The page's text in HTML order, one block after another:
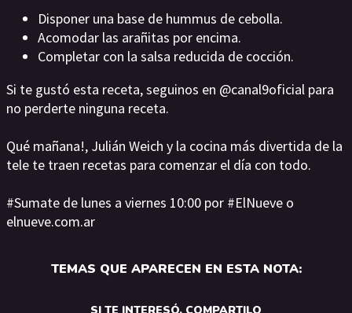
Disponer una base de hummus de cebolla.
Acomodar las arañitas por encima.
Completar con la salsa reducida de cocción.
Si te gustó esta receta, seguinos en @canal9oficial para
no perderte ninguna receta.
Qué mañana!, Julián Weich y la cocina más divertida de la
tele te traen recetas para comenzar el día con todo.
#Sumate de lunes a viernes 10:00 por #ElNueve o
elnueve.com.ar
TEMAS QUE APARECEN EN ESTA NOTA: